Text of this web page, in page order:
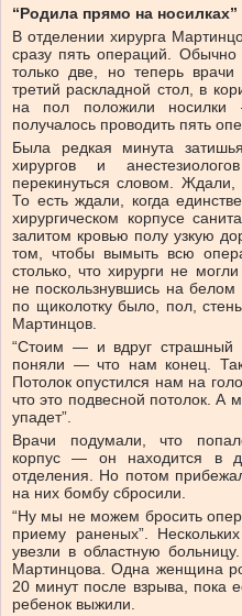
“Родила прямо на носилках”
В отделении хирурга
сразу пять операций.
только две, но теперь
третий раскладной стол, в
на пол положили
получалось проводить пять
Была редкая минута
хирургов и
перекинуться словом. Ждали,
То есть ждали, когда
хирургическом корпусе
залитом кровью полу узкую
том, чтобы вымыть всю
столько, что хирурги не
не поскользнувшись на
по щиколотку было, пол,
Мартинцов.
“Стоим — и вдруг
поняли — что нам конец.
Потолок опустился нам на
что это подвесной потолок.
упадет”.
Врачи подумали, что
корпус — он находится в
отделения. Но потом
на них бомбу сбросили.
“Ну мы не можем бросить
приему раненых”.
увезли в областную
Мартинцова. Одна женщина
20 минут после взрыва, пока
ребенок выжили.